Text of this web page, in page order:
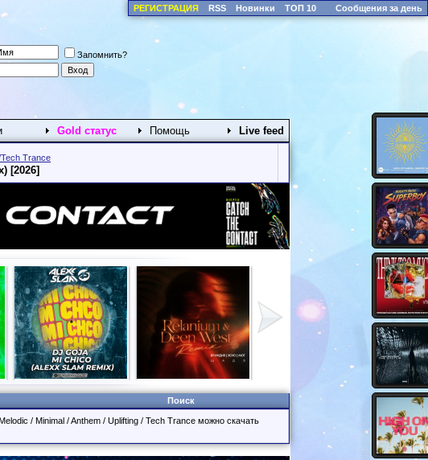
РЕГИСТРАЦИЯ RSS Новинки ТОП 10 Сообщения за день
Запомнить?
Gold статус Помощь Live feed
Trance
[2026]
Поиск
/ Minimal / Anthem / Uplifting / Tech Trance можно скачать